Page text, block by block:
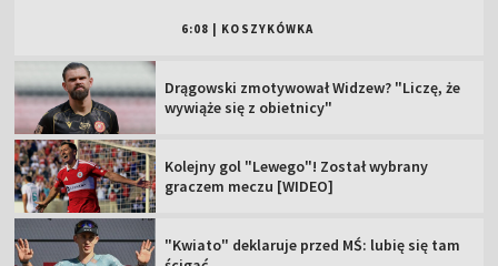
6:08 KOSZYKÓWKA
Drągowski zmotywował Widzew? "Liczę, że
wywiąże się z obietnicy"
Kolejny gol "Lewego"! Został wybrany
graczem meczu [WIDEO]
"Kwiato" deklaruje przed MŚ: lubię się tam